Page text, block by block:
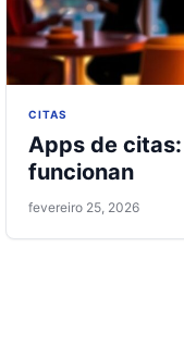
CITAS
Apps de
funcionan
fevereiro 25, 2026